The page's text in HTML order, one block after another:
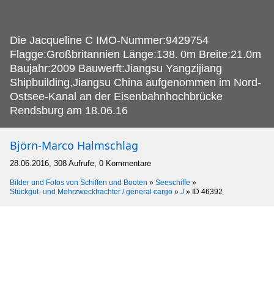
Die Jacqueline C IMO-Nummer:9429754
Flagge:Großbritannien Länge:138. 0m Breite:21.0m
Baujahr:2009 Bauwerft:Jiangsu Yangzijiang
Shipbuilding,Jiangsu China aufgenommen im Nord-
Ostsee-Kanal an der Eisenbahnhochbrücke
Rendsburg am 18.06.16
Björn-Marco Halmschlag
28.06.2016, 308 Aufrufe, 0 Kommentare
Bilder und Fotos von Schiffen und Booten » Seeschiffe »
Stückgut- und Mehrzweckfrachter / general cargo » J » ID 46392